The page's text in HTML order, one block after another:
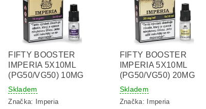
FIFTY BOOSTER
IMPERIA 5X10ML
(PG50/VG50) 10MG
Skladem
Značka: Imperia
FIFTY BOOSTER
IMPERIA 5X10ML
(PG50/VG50) 20MG
Skladem
Značka: Imperia